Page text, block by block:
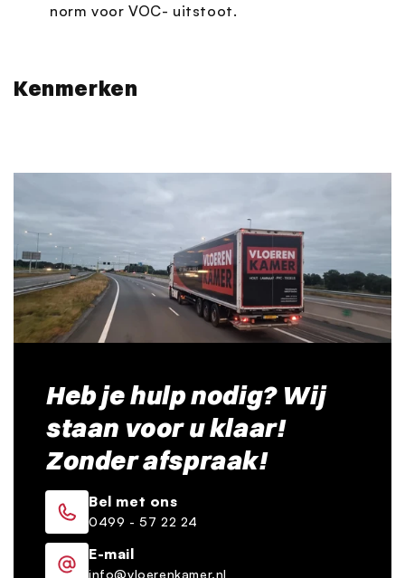
norm voor VOC- uitstoot.
Kenmerken
Heb je hulp nodig? Wij
staan voor u klaar!
Zonder afspraak!
Bel met ons
0499 - 57 22 24
E-mail
info@vloerenkamer.nl